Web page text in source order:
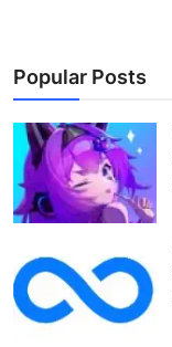
Popular Posts